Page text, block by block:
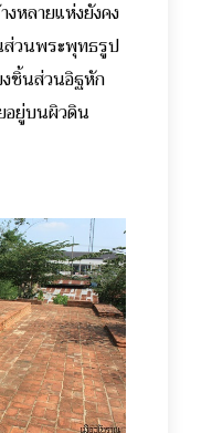
งหลายแห่งยังคง
วนพระพุทธรูป
ชิ้นส่วนอิฐหัก
อยู่บนผิวดิน